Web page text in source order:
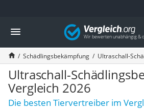
Die beliebtesten Vergleiche nach Kategorie
Baumarkt
Tresor feuerfest
Makita-Akku-Rasenmäher
Kappsäge
Smartes Türschloss
Akku-Rasentrimmer
Feuchtigkeitsmessgerät
Vergleich
Schädlingsbekämpfung
Ultraschall-
Vergleich 2026
Die besten Tiervertreiber im